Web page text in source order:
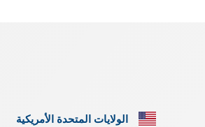
الولايات المتحدة الأمريكية